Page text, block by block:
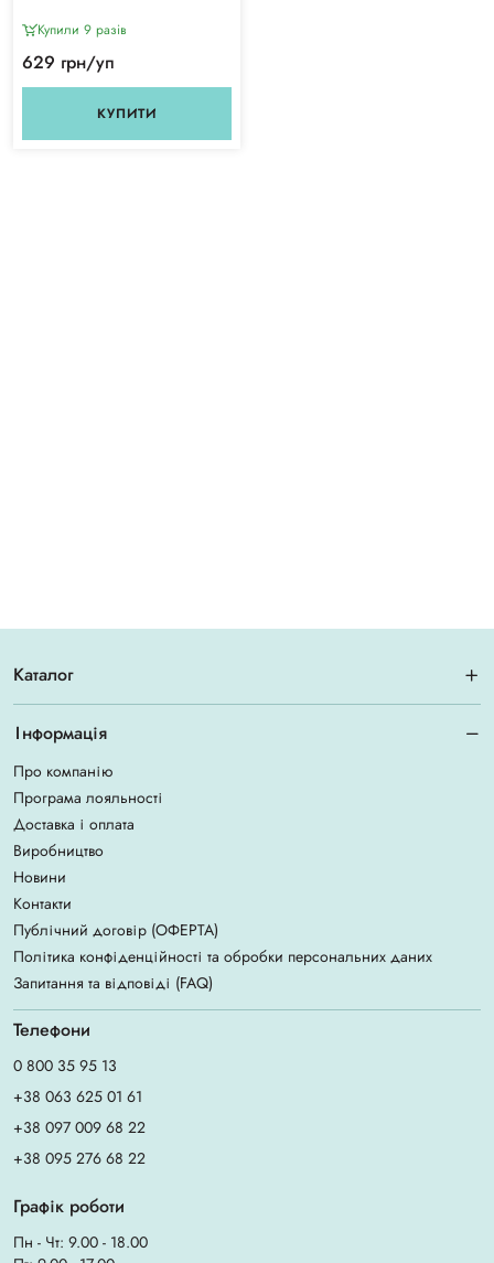
Купили 9 разiв
629 грн/уп
КУПИТИ
Каталог
Інформація
Про компанію
Програма лояльності
Доставка і оплата
Виробництво
Новини
Контакти
Публічний договір (ОФЕРТА)
Політика конфіденційності та обробки персональних даних
Запитання та відповіді (FAQ)
Телефони
0 800 35 95 13
+38 063 625 01 61
+38 097 009 68 22
+38 095 276 68 22
Графік роботи
Пн - Чт: 9.00 - 18.00